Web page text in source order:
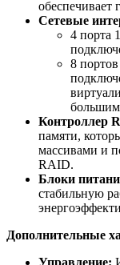
обеспечивает
Сетевые
4 порта
8
Контроллер
памяти,
массивами и
RAID.
Блоки
стабильную
Дополнительные
Управление: